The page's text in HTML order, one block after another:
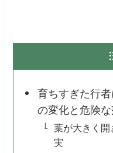
育ちすぎた行
の変化と危険
葉が大きく開
実